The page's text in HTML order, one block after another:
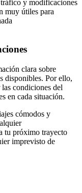
y modificaciones
muy útiles para
clara sobre
disponibles. Por ello,
condiciones del
en cada situación.
cómodos y
tu próximo trayecto
imprevisto de